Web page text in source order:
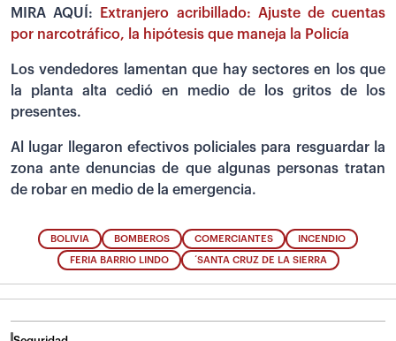
MIRA AQUÍ:
Extranjero acribillado: Ajuste de cuentas
por narcotráfico, la hipótesis que maneja la Policía
Los vendedores lamentan que hay sectores en los que
la planta alta cedió en medio de los gritos de los
presentes.
Al lugar llegaron efectivos policiales para resguardar la
zona ante denuncias de que algunas personas tratan
de robar en medio de la emergencia.
BOLIVIA BOMBEROS COMERCIANTES INCENDIO
FERIA BARRIO LINDO ´SANTA CRUZ DE LA SIERRA